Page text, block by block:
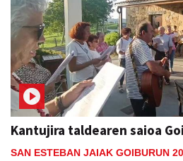
Kantujira taldearen saioa
SAN ESTEBAN JAIAK GOIBURUN